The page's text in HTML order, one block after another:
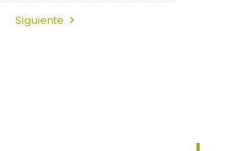
Siguiente